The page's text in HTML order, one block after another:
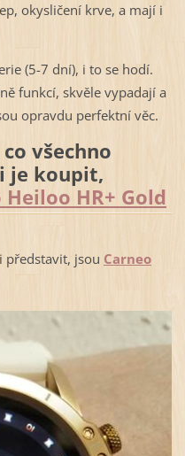
okysličení krve, a mají i
(5-7 dní), i to se hodí.
funkcí, skvěle vypadají a
opravdu perfektní věc.
všechno
je koupit,
Heiloo HR+ Gold
představit, jsou Carneo